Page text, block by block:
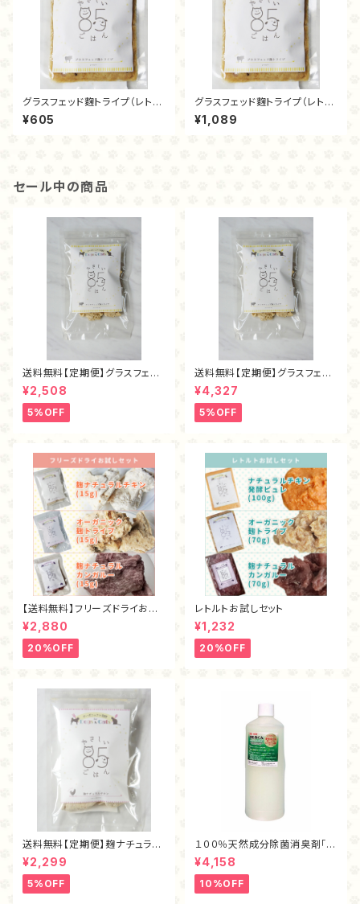
グラスフェッド麴トライプ（レトル
ト70ｇ）
¥605
グラスフェッド麴トライプ（レトル
ト140ｇ）
¥1,089
セール中の商品
送料無料【定期便】グラスフェッ
ド麴トライプ・フリーズドライ40
ｇ
¥2,508
5%OFF
送料無料【定期便】グラスフェッ
ド麴トライプ・フリーズドライ80
ｇ
¥4,327
5%OFF
【送料無料】フリーズドライお試
しセット
¥2,880
20%OFF
レトルトお試しセット
¥1,232
20%OFF
送料無料【定期便】麹ナチュラル
チキン・フリーズドライ40ｇ
¥2,299
5%OFF
１００％天然成分除菌消臭剤「ま
もるくん（１L）」
¥4,158
10%OFF